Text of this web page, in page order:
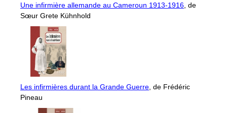
Une infirmière allemande au Cameroun 1913-1916 , de
Sœur Grete Kühnhold
Les infirmières durant la Grande Guerre , de Frédéric
Pineau